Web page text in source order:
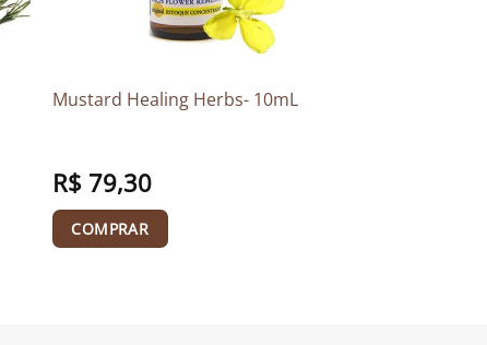
Mustard Healing Herbs- 10mL
R$79,30
COMPRAR